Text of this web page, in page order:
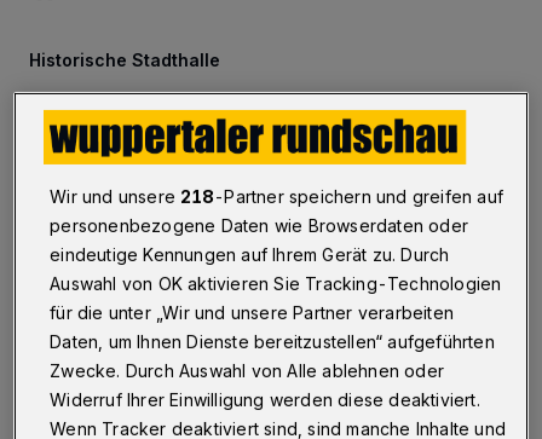
Historische Stadthalle
Chinesisches Frühlingsfest zum
„Jahr der Maus“
·
Die chinesische Studentenvereinigung der
Bergischen Universität Wuppertal lädt für Samstag (11.
Januar 2020) zum Frühlingsfest in die Historische
Stadthalle ein. Es entspricht dem Neujahrsfest nach
dem Mondkalender und ist das wichtigste in der
chinesischen Kultur.
Wir und unsere 218-Partner speichern und greifen auf
personenbezogene Daten wie Browserdaten oder
eindeutige Kennungen auf Ihrem Gerät zu. Durch
Auswahl von OK aktivieren Sie Tracking-Technologien
für die unter „Wir und unsere Partner verarbeiten
Daten, um Ihnen Dienste bereitzustellen“ aufgeführten
Zwecke. Durch Auswahl von Alle ablehnen oder
Widerruf Ihrer Einwilligung werden diese deaktiviert.
Wenn Tracker deaktiviert sind, sind manche Inhalte und